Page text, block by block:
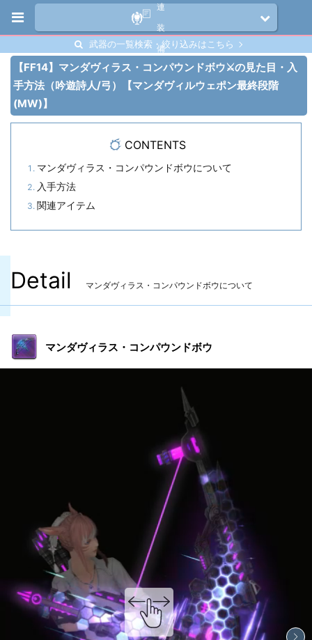
連
装
備
武器の一覧検索・絞り込みはこちら
【FF14】マンダヴィラス・コンパウンドボウ⚔️の見た目・入
手方法（吟遊詩人/弓）【マンダヴィルウェポン最終段階
(MW)】
CONTENTS
マンダヴィラス・コンパウンドボウについて
入手方法
関連アイテム
Detail マンダヴィラス・コンパウンドボウについて
マンダヴィラス・コンパウンドボウ